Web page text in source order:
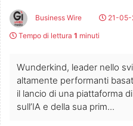
Business Wire
21-
Tempo di lettura 1 minuti
Wunderkind, leader nello
altamente performanti
il lancio di una piattaforma
sull’IA e della sua prim...